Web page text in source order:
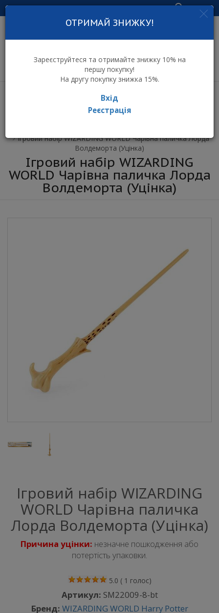
Увійти
інтернет-магазин
ОТРИМАЙ ЗНИЖКУ!
Зареєструйтеся та отримайте знижку 10% на
першу покупку!
На другу покупку знижка 15%.
Вхід
Реєстрація
Ігровий набір WIZARDING WORLD Чарівна паличка Лорда
Волдеморта (Уцінка)
Ігровий набір WIZARDING
WORLD Чарівна паличка Лорда
Волдеморта (Уцінка)
Ігровий набір WIZARDING
WORLD Чарівна паличка
Лорда Волдеморта (Уцінка)
Причина уцінки: незначне пошкодження або
потертість упаковки.
5.0 ( 1 голос)
Артикул: SM22009-8-bt
Бренд: WIZARDING WORLD Harry Potter